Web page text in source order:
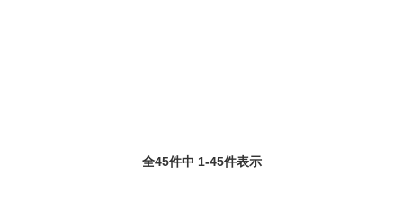
全45件中 1-45件表示